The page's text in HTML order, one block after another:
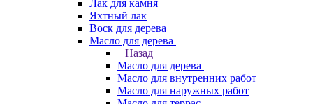
Лак для камня
Яхтный лак
Воск для дерева
Масло для дерева
Назад
Масло для дерева
Масло для внутренних работ
Масло для наружных работ